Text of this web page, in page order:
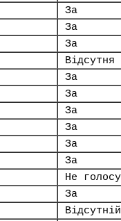
За
За
За
Відсутня
За
За
За
За
За
За
Не
За
Відсутній